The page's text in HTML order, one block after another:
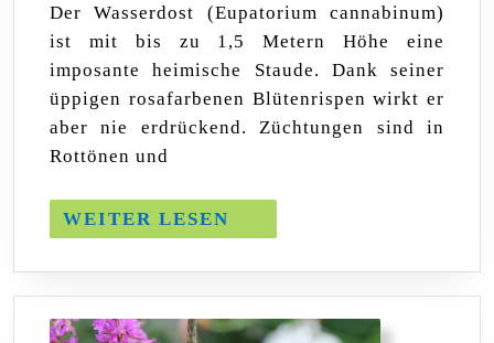
Monats
September
–
Der Wasserdost (Eupatorium cannabinum)
ist mit bis zu 1,5 Metern Höhe eine
imposante heimische Staude. Dank seiner
üppigen rosafarbenen Blütenrispen wirkt er
aber nie erdrückend. Züchtungen sind in
Rottönen und
WEITER LESEN
LESEN